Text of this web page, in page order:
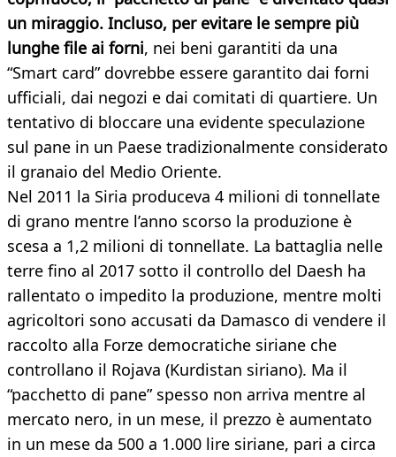
un miraggio. Incluso, per evitare le sempre più
lunghe file ai forni, nei beni garantiti da una
“Smart card” dovrebbe essere garantito dai forni
ufficiali, dai negozi e dai comitati di quartiere. Un
tentativo di bloccare una evidente speculazione
sul pane in un Paese tradizionalmente considerato
il granaio del Medio Oriente.
Nel 2011 la Siria produceva 4 milioni di tonnellate
di grano mentre l’anno scorso la produzione è
scesa a 1,2 milioni di tonnellate. La battaglia nelle
terre fino al 2017 sotto il controllo del Daesh ha
rallentato o impedito la produzione, mentre molti
agricoltori sono accusati da Damasco di vendere il
raccolto alla Forze democratiche siriane che
controllano il Rojava (Kurdistan siriano). Ma il
“pacchetto di pane” spesso non arriva mentre al
mercato nero, in un mese, il prezzo è aumentato
in un mese da 500 a 1.000 lire siriane, pari a circa